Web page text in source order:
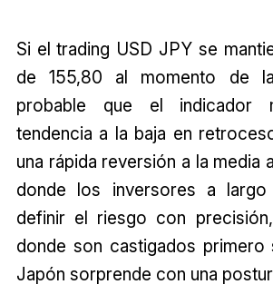
Si el trading USD JPY se
de 155,80 al momento de
probable que el indicador
tendencia a la baja en
una rápida reversión a la media
donde los inversores a largo
definir el riesgo con
donde son castigados
Japón sorprende con una